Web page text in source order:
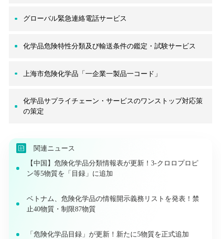
グローバル緊急連絡電話サービス
化学品危険特性分類及び輸送条件の鑑定・試験サービス
上海市危険化学品「一企業一製品一コード」
化学品サプライチェーン・サービスのワンストップ対応策
の策定
関連ニュース
【中国】危険化学品分類情報表が更新！3-クロロプロピ
ン等5物質を「目録」に追加
ベトナム、危険化学品の情報開示義務リストを発表！禁
止40物質・制限87物質
「危険化学品目録」が更新！新たに5物質を正式追加